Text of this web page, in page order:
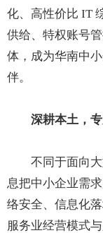
化、高性价比 IT
供给、特权账号
体，成为华南中
伴。
深耕本土，
不同于面向
息把中小企业需
络安全、信息化
服务业经营模式